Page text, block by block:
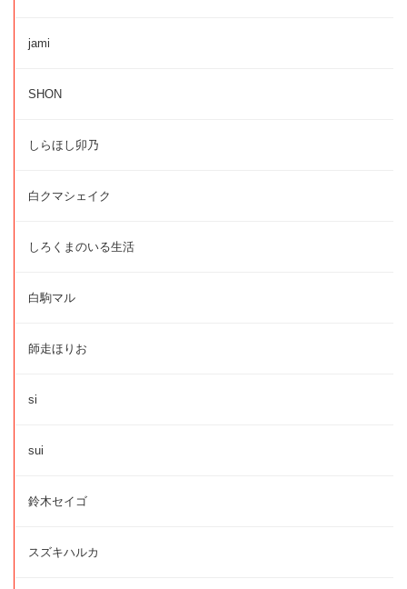
jami
SHON
しらほし卯乃
白クマシェイク
しろくまのいる生活
白駒マル
師走ほりお
si
sui
鈴木セイゴ
スズキハルカ